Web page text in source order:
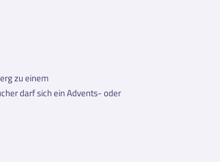
zu einem
darf sich ein Advents- oder